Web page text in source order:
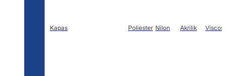
Kapas Poliester Nilon Akrilik